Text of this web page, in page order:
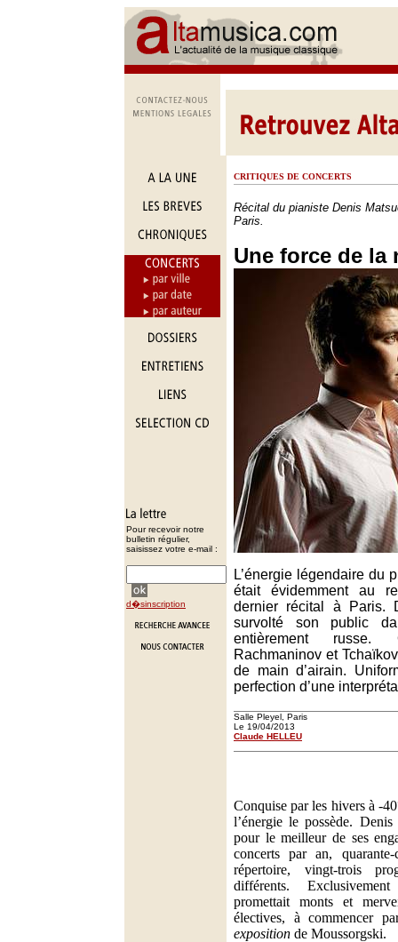
Pour recevoir notre
bulletin régulier,
saisissez votre e-mail :
d�sinscription
CRITIQUES DE CONCERTS
Récital du pianiste Denis
Paris.
Une force de la
L’énergie légendaire du
était évidemment au
dernier récital à Paris.
survolté son public
entièrement russe.
Rachmaninov et
de main d’airain.
perfection d’une
Salle Pleyel, Paris
Le 19/04/2013
Claude HELLEU
Conquise par les hivers à -
l’énergie le possède.
pour le meilleur de ses
concerts par an,
répertoire, vingt-trois
différents.
promettait monts et
électives, à commencer
exposition de Moussorgski.